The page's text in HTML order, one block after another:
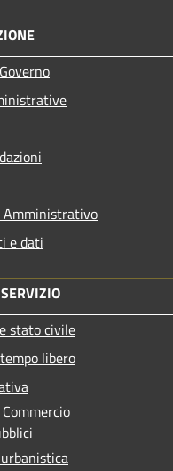
Amministrativo
e dati
stato civile
libero